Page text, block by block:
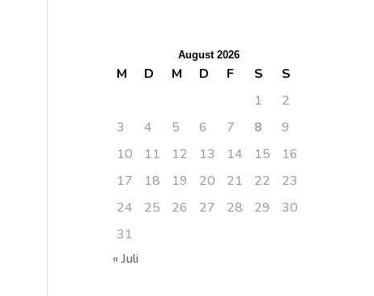
August 2026
M D M D F S
S
1
2
3
4 5 6 7 8
9
10
11 12 13 14 15
16
17
18 19 20 21 22
23
24
25 26 27 28 29
30
31
« Juli